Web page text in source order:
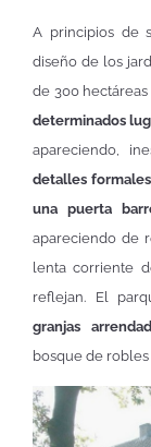
A principios de
diseño de los
de 300
determinados
apareciendo,
detalles
una puerta
apareciendo de
lenta corriente
reflejan. El
granjas
bosque de robles